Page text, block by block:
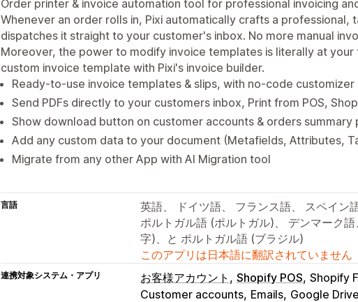
Order printer & invoice automation tool for professional invoicing
Whenever an order rolls in, Pixi automatically crafts a professional,
dispatches it straight to your customer's inbox. No more manual
Moreover, the power to modify invoice templates is literally at
custom invoice template with Pixi's invoice builder.
Ready-to-use invoice templates & slips, with no-code customizer
Send PDFs directly to your customers inbox, Print from POS,
Show download button on customer accounts & orders summary
Add any custom data to your document (Metafields, Attributes,
Migrate from any other App with AI Migration tool
言語
英語、 ドイツ語、 フランス語、 スペイン
ポルトガル語 (ポルトガル)、 デンマーク
字)、と ポルトガル語 (ブラジル)
このアプリは日本語に翻訳されていません
連携対象システム・アプリ お客様アカウント Shopify POS Shopify
Customer accounts Emails Google Drive